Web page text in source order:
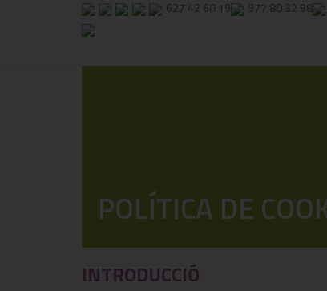
627 42 60 19 977 80 32 98
POLÍTICA DE
INTRODUCCIÓ